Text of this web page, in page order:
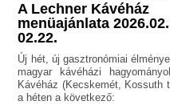
A Lechner Kávéház
menüajánlata
02.22.
Új hét, új gasztronómiai
magyar kávéházi
Kávéház (Kecskemét, Kossuth
a héten a következő: